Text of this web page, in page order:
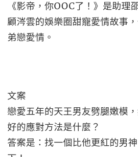
《影帝，你OOC了！》是助理
顧涔雲的娛樂圈甜寵愛情故事
弟戀愛情。
文案
戀愛五年的天王男友劈腿嫩模
好的應對方法是什麼？
答案是：找一個比他更紅的男